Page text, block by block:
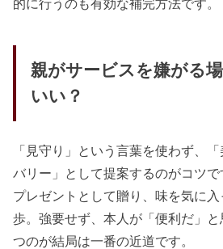
親がサービスを嫌がる
いい？
「見守り」という言葉を使わず、
バリー」として提案するのがコツ
プレゼントとして贈り、味を気に
歩。強要せず、本人が「便利だ」
つのが結局は一番の近道です。